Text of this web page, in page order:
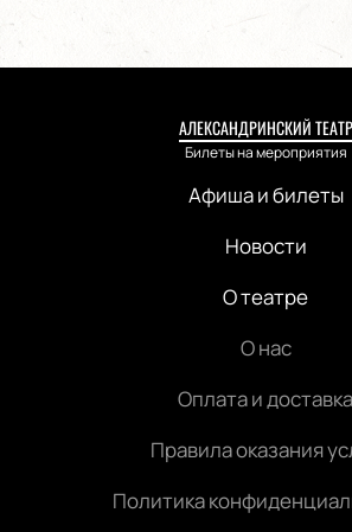
АЛЕКСАНДРИНСКИЙ ТЕАТР
Билеты на мероприятия
Афиша и билеты
Новости
О театре
О нас
Оплата и доставка
Правила оказания
Политика